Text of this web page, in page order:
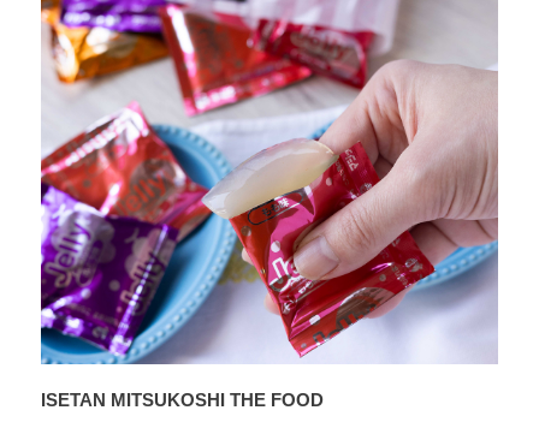
ISETAN MITSUKOSHI THE FOOD